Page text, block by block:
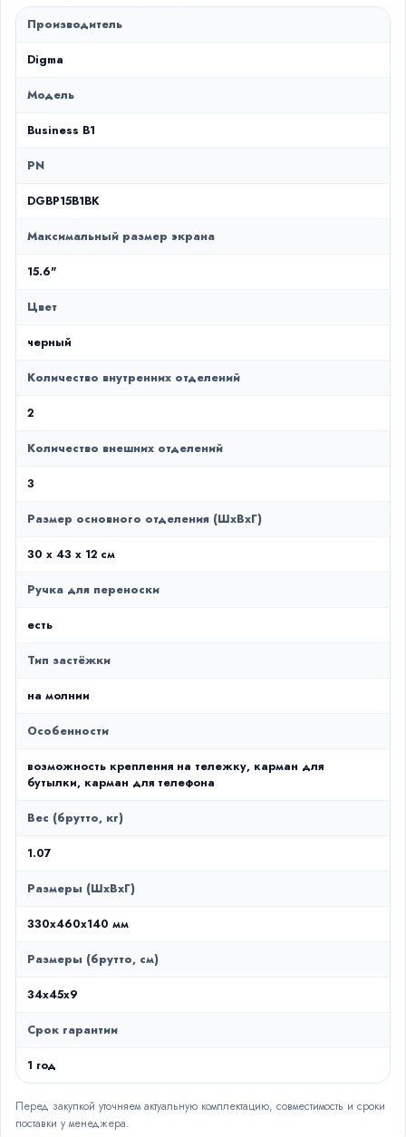
Производитель
Digma
Модель
Business B1
PN
DGBP15B1BK
Максимальный размер экрана
15.6"
Цвет
черный
Количество внутренних отделений
2
Количество внешних отделений
3
Размер основного отделения (ШxВxГ)
30 x 43 x 12 см
Ручка для переноски
есть
Тип застёжки
на молнии
Особенности
возможность крепления на тележку, карман для
бутылки, карман для телефона
Вес (брутто, кг)
1.07
Размеры (ШxВxГ)
330x460x140 мм
Размеры (брутто, см)
34x45x9
Срок гарантии
1 год
Перед закупкой уточняем актуальную комплектацию, совместимость и сроки
поставки у менеджера.